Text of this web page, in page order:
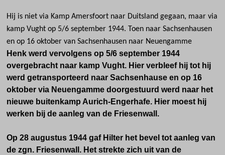
Hij is niet via Kamp Amersfoort naar Duitsland gegaan, maar via
kamp Vught op 5/6 september 1944. Toen naar Sachsenhausen
en op 16 oktober van Sachsenhausen naar Neuengamme
Henk werd vervolgens op 5/6 september 1944
overgebracht naar kamp Vught. Hier verbleef hij tot hij
werd getransporteerd naar Sachsenhause en op 16
oktober via Neuengamme doorgestuurd werd naar het
nieuwe buitenkamp Aurich-Engerhafe. Hier moest hij
werken bij de aanleg van de Friesenwall.
Op 28 augustus 1944 gaf Hilter het bevel tot aanleg van
de zgn. Friesenwall. Het strekte zich uit van de